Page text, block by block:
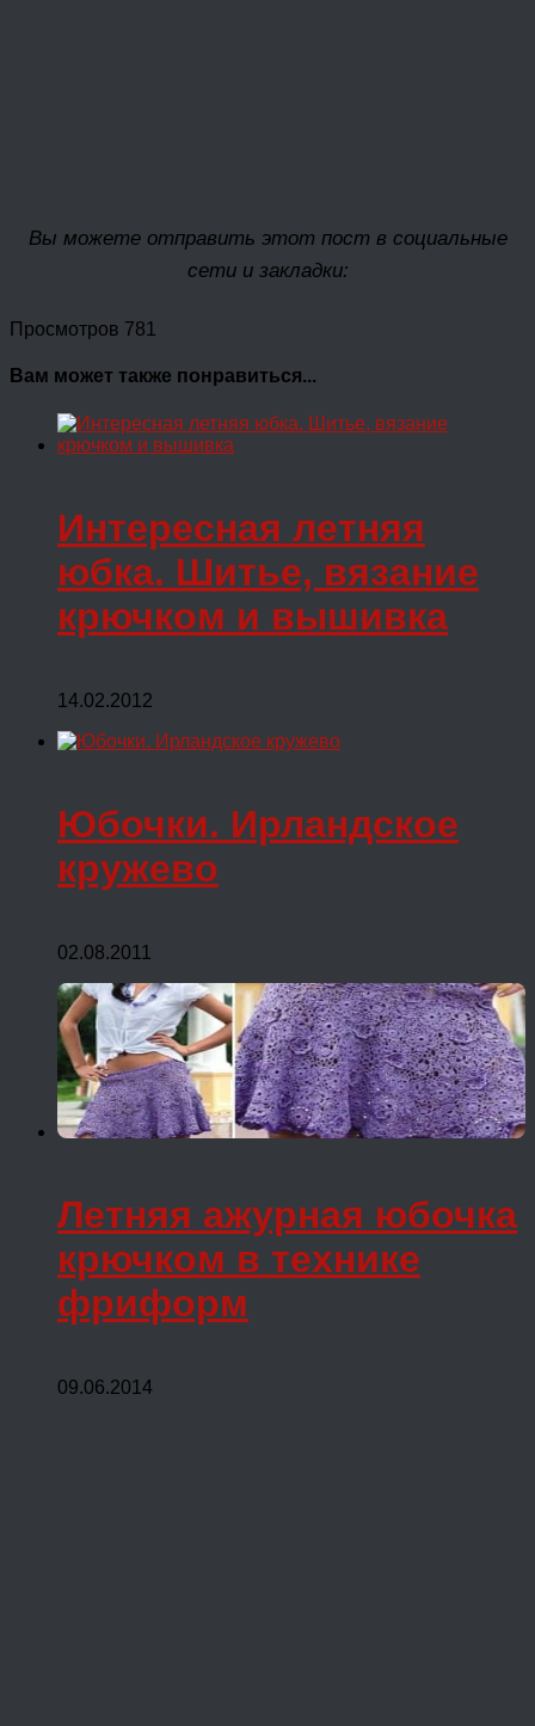
Вы можете отправить этот пост в социальные
сети и закладки:
Просмотров 781
Вам может также понравиться...
Интересная летняя
юбка. Шитье, вязание
крючком и вышивка
14.02.2012
Юбочки. Ирландское
кружево
02.08.2011
Летняя ажурная юбочка
крючком в технике
фриформ
09.06.2014